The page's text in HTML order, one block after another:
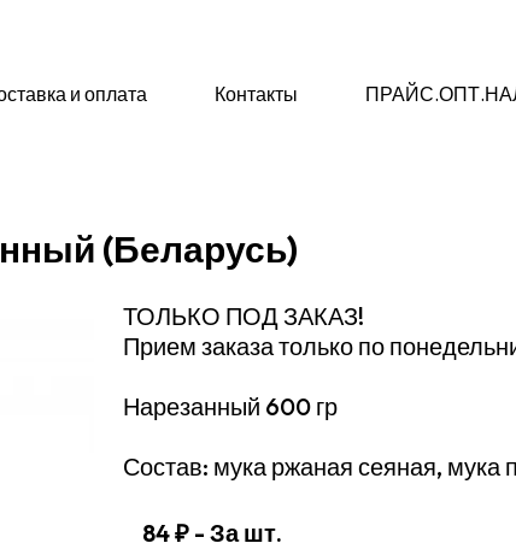
и оплата Контакты
(Беларусь)
ТОЛЬКО ПОД ЗАКАЗ!
Прием заказа только по
Нарезанный 600 гр
Состав: мука ржаная сеяная, мука
84 ₽ - За шт.